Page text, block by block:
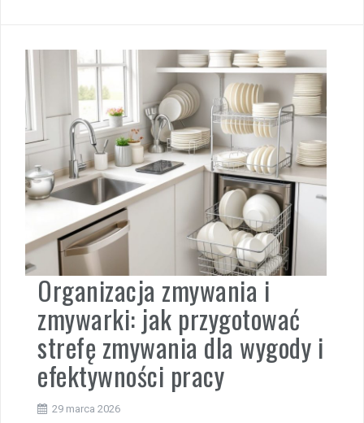
Organizacja zmywania i
zmywarki: jak przygotować
strefę zmywania dla wygody i
efektywności pracy
29 marca 2026